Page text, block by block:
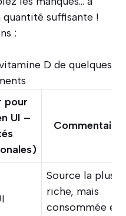
quantité suffisante !
:
D de quelques
pour
UI –
Commentaire
Source la plus
riche, mais
consommée en